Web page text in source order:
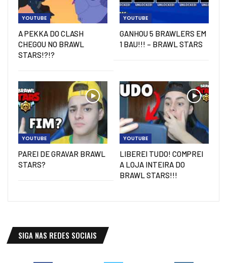
YOUTUBE
A PEKKA DO CLASH
CHEGOU NO BRAWL
STARS!?!?
YOUTUBE
GANHOU 5 BRAWLERS EM
1 BAU!!! – BRAWL STARS
YOUTUBE
PAREI DE GRAVAR BRAWL
STARS?
YOUTUBE
LIBEREI TUDO! COMPREI
A LOJA INTEIRA DO
BRAWL STARS!!!
SIGA NAS REDES SOCIAIS